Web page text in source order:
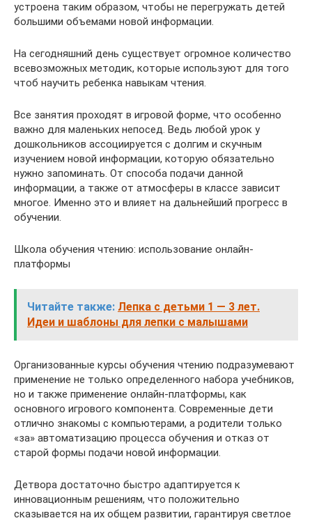
устроена таким образом, чтобы не перегружать детей
большими объемами новой информации.
На сегодняшний день существует огромное количество
всевозможных методик, которые используют для того
чтоб научить ребенка навыкам чтения.
Все занятия проходят в игровой форме, что особенно
важно для маленьких непосед. Ведь любой урок у
дошкольников ассоциируется с долгим и скучным
изучением новой информации, которую обязательно
нужно запоминать. От способа подачи данной
информации, а также от атмосферы в классе зависит
многое. Именно это и влияет на дальнейший прогресс в
обучении.
Школа обучения чтению: использование онлайн-
платформы
Читайте также: Лепка с детьми 1 — 3 лет.
Идеи и шаблоны для лепки с малышами
Организованные курсы обучения чтению подразумевают
применение не только определенного набора учебников,
но и также применение онлайн-платформы, как
основного игрового компонента. Современные дети
отлично знакомы с компьютерами, а родители только
«за» автоматизацию процесса обучения и отказ от
старой формы подачи новой информации.
Детвора достаточно быстро адаптируется к
инновационным решениям, что положительно
сказывается на их общем развитии, гарантируя светлое